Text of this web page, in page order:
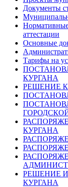
Документы
аттестации
Основные
Тарифы на
КУРГАНА
РЕШЕНИЕ
КУРГАНА
РЕШЕНИЕ
КУРГАНА